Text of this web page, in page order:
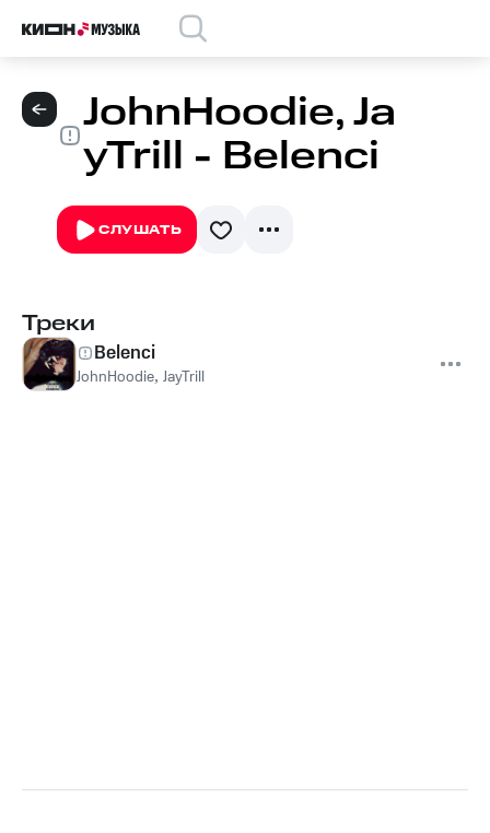
JohnHoodie, Ja
yTrill - Belenci
СЛУШАТЬ
Треки
Belenci
JohnHoodie, JayTrill